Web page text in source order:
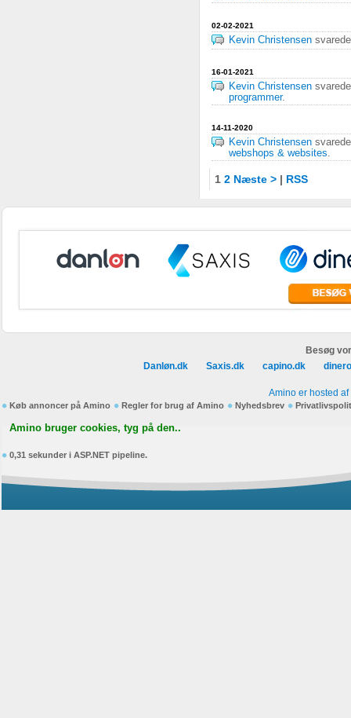
02-02-2021
Kevin Christensen
16-01-2021
Kevin Christensen
programmer.
14-11-2020
Kevin Christensen
webshops & websites.
1 2 Næste > | RSS
Besøg
Danløn.dk
Saxis.dk capino.dk
Amino er hosted af
Køb annoncer på Amino Regler for brug af Amino Nyhedsbrev
Amino bruger cookies, tyg på den..
0,31 sekunder i ASP.NET pipeline.